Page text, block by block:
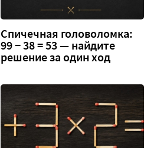
Спичечная головоломка:
99 − 38 = 53 — найдите
решение за один ход